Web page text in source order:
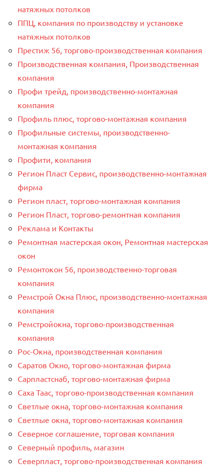
натяжных потолков
ППЦ, компания по производству и установке
натяжных потолков
Престиж 56, торгово-производственная компания
Производственная компания, Производственная
компания
Профи трейд, производственно-монтажная
компания
Профиль плюс, торгово-монтажная компания
Профильные системы, производственно-
монтажная компания
Профити, компания
Регион Пласт Сервис, производственно-монтажная
фирма
Регион пласт, торгово-монтажная компания
Регион Пласт, торгово-ремонтная компания
Реклама и Контакты
Ремонтная мастерская окон, Ремонтная мастерская
окон
Ремонтокон 56, производственно-торговая
компания
Ремстрой Окна Плюс, производственно-монтажная
компания
Ремстройокна, торгово-производственная
компания
Рос-Окна, производственная компания
Саратов Окно, торгово-монтажная фирма
Сарпластснаб, торгово-монтажная фирма
Саха Таас, торгово-производственная компания
Светлые окна, торгово-монтажная компания
Светлые окна, торгово-монтажная компания
Северное соглашение, торговая компания
Северный профиль, магазин
Северпласт, торгово-производственная компания